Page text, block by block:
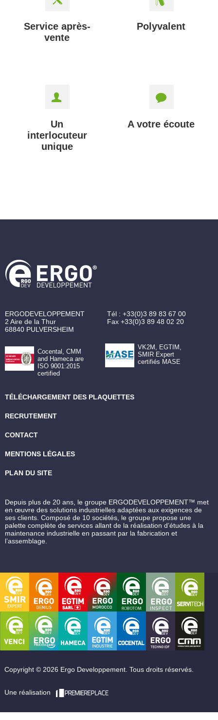
Service après-
vente
Polyvalent
Un
interlocuteur
unique
A votre écoute
ERGODEVELOPPEMENT
2 Aire de la Thur
68840 PULVERSHEIM
Tél :+33(0)3 89 83 67 00
Fax+33(0)3 89 48 02 20
Cocental, CMM
and Hameca are
ISO 9001:2015
certified
VK2M, EGTIM,
SMIR Expert
certifiés MASE
TÉLÉCHARGEMENT DES PLAQUETTES
RECRUTEMENT
CONTACT
MENTIONS LÉGALES
PLAN DU SITE
Depuis plus de 20 ans, le groupe ERGODEVELOPPEMENT™ met
en œuvre des solutions industrielles adaptées aux exigences de
ses clients. Composé de 10 sociétés, le groupe propose une
palette complète de services allant de la réalisation d’études à la
maintenance industrielle en passant par la fabrication et
l’assemblage.
Copyright © 2026 Ergo Developpement. Tous droits réservés.
Une réalisation